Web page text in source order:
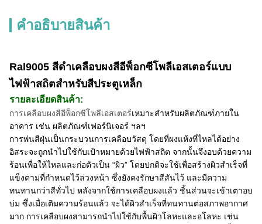
คําอธิบายสินค้า
Ral9005 สีดำเคลือบผงสีอีพ็อกซีโพลีเอสเตอร์แบบ
ไฟฟ้าสถิตสำหรับสีประตูเหล็ก
รายละเอียดสินค้า:
การเคลือบผงสีอีพ็อกซีโพลีเอสเตอร์เหมาะสำหรับผลิตภัณฑ์ภายใน
อาคาร เช่น ผลิตภัณฑ์เฟอร์นิเจอร์ ฯลฯ
การพ่นสีฝุ่นเป็นกระบวนการเคลือบวัสดุ โดยที่ผงแห้งที่ไหลได้อย่าง
อิสระจะถูกนำไปใช้กับเป้าหมายด้วยไฟฟ้าสถิต จากนั้นจึงอบด้วยความ
ร้อนเพื่อให้ไหลและก่อตัวเป็น “ผิว” โดยปกติจะใช้เพื่อสร้างผิวสำเร็จที่
แข็งตามที่กำหนดไว้ล่วงหน้า ซึ่งยังคงรักษาสีสันไว้ และมีความ
ทนทานกว่าสีทั่วไป หลังจากใช้การเคลือบผงแล้ว ชิ้นส่วนจะเข้าเตาอบ
บ่ม ซึ่งเมื่อเติมความร้อนแล้ว จะได้ผิวสำเร็จที่ทนทานต่อสภาพอากาศ
มาก การเคลือบผงสามารถนำไปใช้กับพื้นผิวโลหะและอโลหะ เช่น